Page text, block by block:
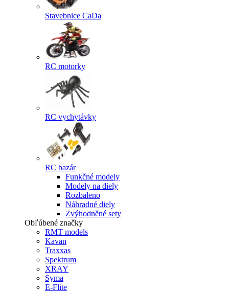
Stavebnice CaDa
RC motorky
RC vychytávky
RC bazár
Funkčné modely
Modely na diely
Rozbaleno
Náhradné diely
Zvýhodněné sety
Obľúbené značky
RMT models
Kavan
Traxxas
Spektrum
XRAY
Syma
E-Flite